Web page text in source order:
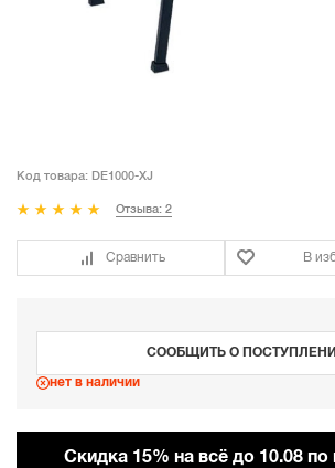
Код товара: DE1000-XJ
Отзыва: 2
Сравнить В
СООБЩИТЬ О
нет в наличии
Cкидка 15% на всё до 10.08